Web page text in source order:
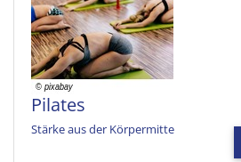
Pilates
Stärke aus der Körpermitte